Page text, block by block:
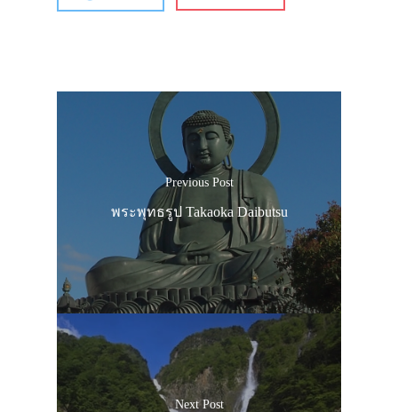
Previous Post
พระพุทธรูป Takaoka Daibutsu
Next Post